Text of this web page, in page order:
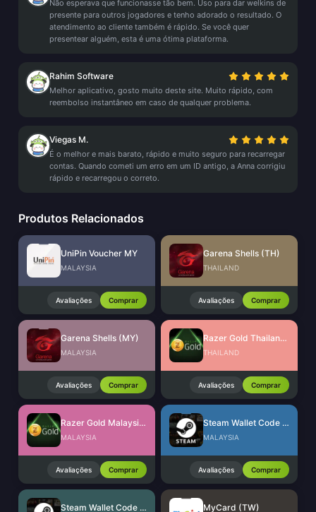
Não esperava que funcionasse tão bem. Uso para dar welkins de
presente para outros jogadores e tenho adorado o resultado. O
atendimento ao cliente também é rápido. Se você quer
presentear alguém, esta é uma ótima plataforma.
Rahim Software
Melhor aplicativo, gosto muito deste site. Muito rápido, com
reembolso instantâneo em caso de qualquer problema.
Viegas M.
É o melhor e mais barato, rápido e muito seguro para recarregar
contas. Quando cometi um erro em um ID antigo, a Anna corrigiu
rápido e recarregou o correto.
Produtos Relacionados
UniPin Voucher MY
MALAYSIA
Avaliações Comprar
Garena Shells (TH)
THAILAND
Avaliações Comprar
Garena Shells (MY)
MALAYSIA
Avaliações Comprar
Razer Gold Thailand (THB)
THAILAND
Avaliações Comprar
Razer Gold Malaysia (MYR)
MALAYSIA
Avaliações Comprar
Steam Wallet Code (MYR)
MALAYSIA
Avaliações Comprar
Steam Wallet Code (IDR) MyCard (TW)